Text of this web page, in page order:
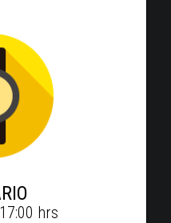
hrs